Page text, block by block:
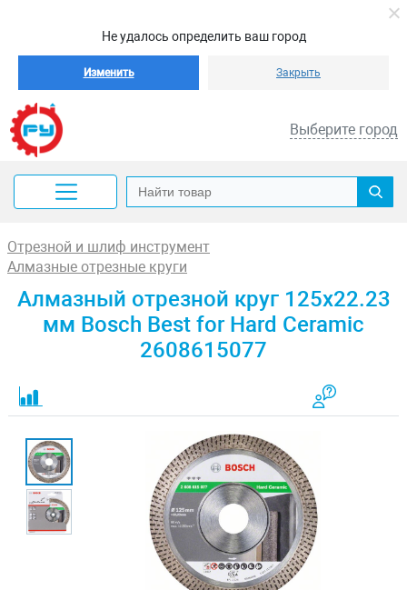
Не удалось определить ваш город
Изменить Закрыть
Выберите город
Отрезной и шлиф инструмент
Алмазные отрезные круги
Алмазный отрезной круг 125x22.23
мм Bosch Best for Hard Ceramic
2608615077